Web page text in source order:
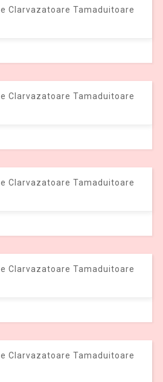
Clarvazatoare Tamaduitoare
Clarvazatoare Tamaduitoare
Clarvazatoare Tamaduitoare
Clarvazatoare Tamaduitoare
Clarvazatoare Tamaduitoare